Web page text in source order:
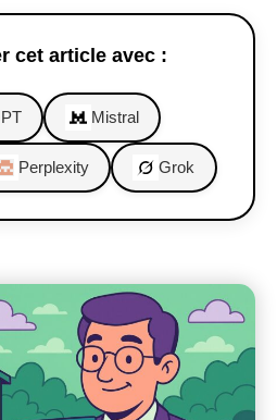
cet article avec :
Mistral
Perplexity Grok